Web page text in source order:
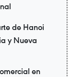
de Hanoi
y Nueva
en